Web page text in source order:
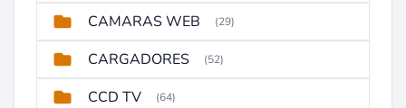
CAMARAS WEB (29)
CARGADORES (52)
CCD TV (64)